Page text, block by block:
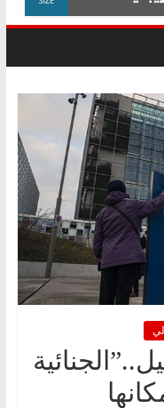
الإنسان يعلن
محمد زهران.. ويؤكد:
المحاكمة العادلة